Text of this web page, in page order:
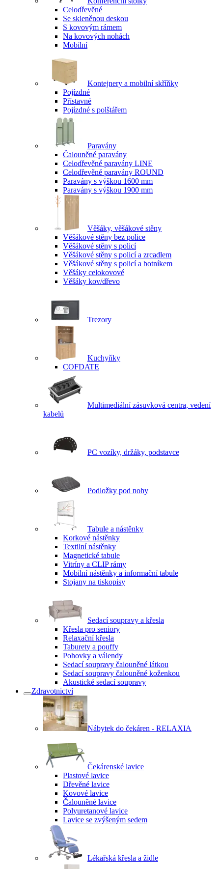
Celodřevěné
Se skleněnou deskou
S kovovým rámem
Na kovových nohách
Mobilní
Kontejnery a mobilní skříňky
Pojízdné
Přístavné
Pojízdné s polštářem
Paravány
Čalouněné paravány
Celodřevěné paravány LINE
Celodřevěné paravány ROUND
Paravány s výškou 1600 mm
Paravány s výškou 1900 mm
Věšáky, věšákové stěny
Věšákové stěny bez police
Věšákové stěny s policí
Věšákové stěny s policí a zrcadlem
Věšákové stěny s policí a botníkem
Věšáky celokovové
Věšáky kov/dřevo
Trezory
Kuchyňky
COFDATE
Multimediální zásuvková centra, vedení
kabelů
PC vozíky, držáky, podstavce
Podložky pod nohy
Tabule a nástěnky
Korkové nástěnky
Textilní nástěnky
Magnetické tabule
Vitríny a CLIP rámy
Mobilní nástěnky a informační tabule
Stojany na tiskopisy
Sedací soupravy a křesla
Křesla pro seniory
Relaxační křesla
Taburety a pouffy
Pohovky a válendy
Sedací soupravy čalouněné látkou
Sedací soupravy čalouněné koženkou
Akustické sedací soupravy
Zdravotnictví
Nábytek do čekáren - RELAXIA
Čekárenské lavice
Plastové lavice
Dřevěné lavice
Kovové lavice
Čalouněné lavice
Polyuretanové lavice
Lavice se zvýšeným sedem
Lékařská křesla a židle